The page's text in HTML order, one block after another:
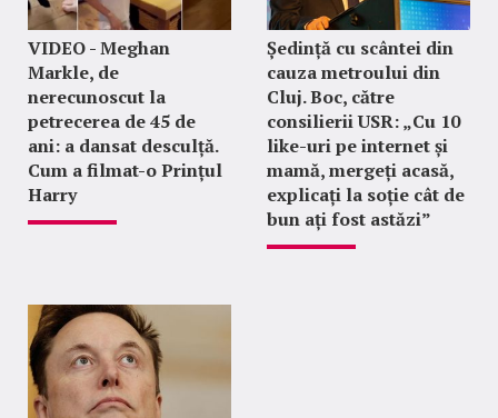
VIDEO - Meghan
Markle, de
nerecunoscut la
petrecerea de 45 de
ani: a dansat desculță.
Cum a filmat-o Prințul
Harry
Ședință cu scântei din
cauza metroului din
Cluj. Boc, către
consilierii USR: „Cu 10
like-uri pe internet și
mamă, mergeți acasă,
explicați la soție cât de
bun ați fost astăzi”